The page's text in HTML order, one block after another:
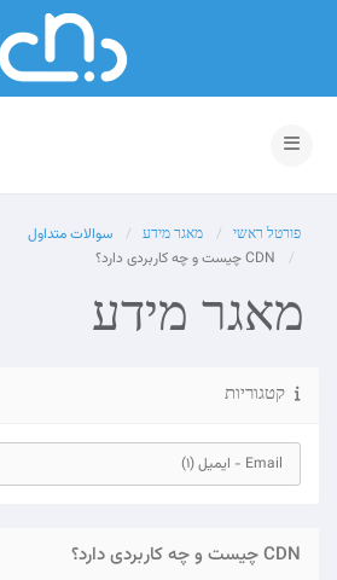
הפעלת ניווט
פורטל ראשי מאגר מידע
سوالات متداول
מאגר מידע
קטגוריות
CDN چیست و چه کاربردی دارد؟